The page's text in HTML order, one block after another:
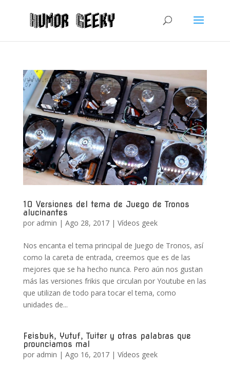
10 Versiones del tema de Juego de Tronos
alucinantes
por admin | Ago 28, 2017| Vídeos geek
Nos encanta el tema principal de Juego de Tronos, así
como la careta de entrada, creemos que es de las
mejores que se ha hecho nunca. Pero aún nos gustan
más las versiones frikis que circulan por Youtube en las
que utilizan de todo para tocar el tema, como
unidades de...
Feisbuk, Yutuf, Tuiter y otras palabras que
prounciamos mal
por admin | Ago 16, 2017| Vídeos geek